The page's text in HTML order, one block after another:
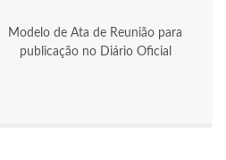
Modelo de Ata de Reunião para
publicação no Diário Oficial